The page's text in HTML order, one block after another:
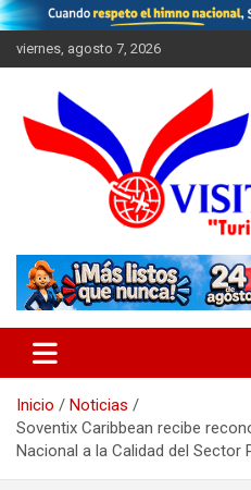
Saltar
al
contenido
viernes, agosto 7, 2026
Visitantes
Inicio
Noticias
Soventix Caribbean recibe
Nacional a la Calidad del Sector